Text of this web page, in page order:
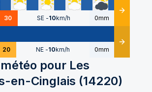
30 SE -10km/h 0mm Détails
20 NE -10km/h 0mm Détails
pour Les
en-Cinglais (14220)